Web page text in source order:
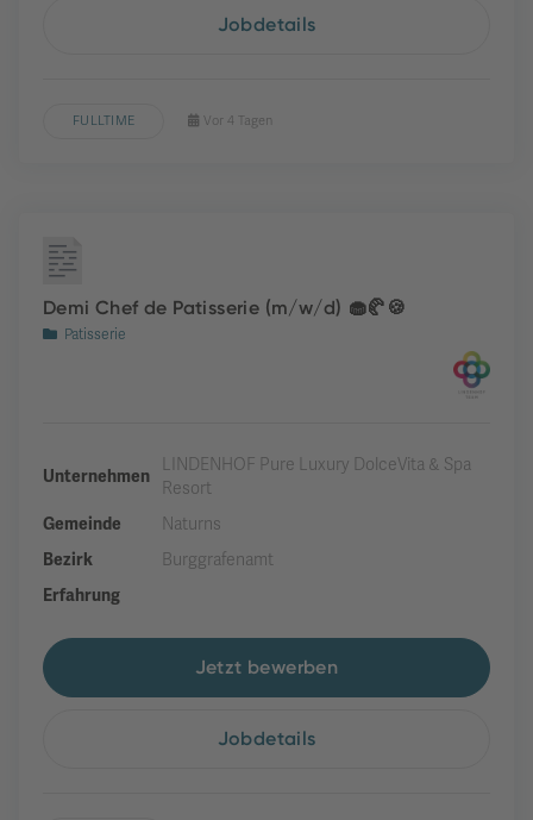
Jobdetails
FULLTIME Vor 4 Tagen
Demi Chef de Patisserie (m/w/d) 🧁🥐🍪
Patisserie
Unternehmen
LINDENHOF Pure Luxury DolceVita & Spa
Resort
Gemeinde
Naturns
Bezirk
Burggrafenamt
Erfahrung
Jetzt bewerben
Jobdetails